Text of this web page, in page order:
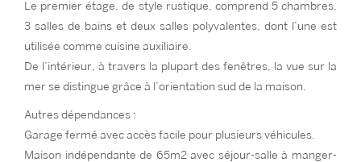
Le premier étage, de style rustique, comprend 5 chambres,
3 salles de bains et deux salles polyvalentes, dont l’une est
utilisée comme cuisine auxiliaire.
De l’intérieur, à travers la plupart des fenêtres, la vue sur la
mer se distingue grâce à l’orientation sud de la maison.
Autres dépendances :
Garage fermé avec accès facile pour plusieurs véhicules.
Maison indépendante de 65m2 avec séjour-salle à manger-